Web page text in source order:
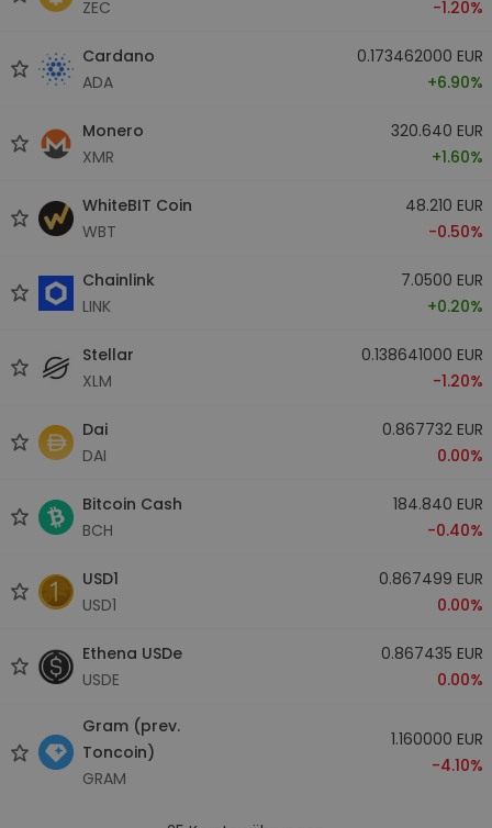
ZEC
-1.20%
Cardano
ADA
0.173462000 EUR
+6.90%
Monero
XMR
320.640 EUR
+1.60%
WhiteBIT Coin
WBT
48.210 EUR
-0.50%
Chainlink
LINK
7.0500 EUR
+0.20%
Stellar
XLM
0.138641000 EUR
-1.20%
Dai
DAI
0.867732 EUR
0.00%
Bitcoin Cash
BCH
184.840 EUR
-0.40%
USD1
USD1
0.867499 EUR
0.00%
Ethena USDe
USDE
0.867435 EUR
0.00%
Gram (prev.
Toncoin)
GRAM
1.160000 EUR
-4.10%